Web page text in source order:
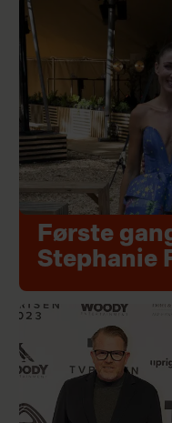
Første
Stephanie